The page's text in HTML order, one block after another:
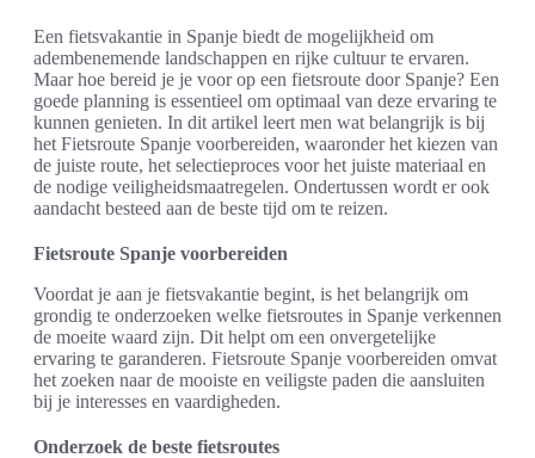
Een fietsvakantie in Spanje biedt de mogelijkheid om
adembenemende landschappen en rijke cultuur te ervaren.
Maar hoe bereid je je voor op een fietsroute door Spanje? Een
goede planning is essentieel om optimaal van deze ervaring te
kunnen genieten. In dit artikel leert men wat belangrijk is bij
het Fietsroute Spanje voorbereiden, waaronder het kiezen van
de juiste route, het selectieproces voor het juiste materiaal en
de nodige veiligheidsmaatregelen. Ondertussen wordt er ook
aandacht besteed aan de beste tijd om te reizen.
Fietsroute Spanje voorbereiden
Voordat je aan je fietsvakantie begint, is het belangrijk om
grondig te onderzoeken welke fietsroutes in Spanje verkennen
de moeite waard zijn. Dit helpt om een onvergetelijke
ervaring te garanderen. Fietsroute Spanje voorbereiden omvat
het zoeken naar de mooiste en veiligste paden die aansluiten
bij je interesses en vaardigheden.
Onderzoek de beste fietsroutes